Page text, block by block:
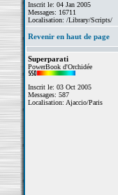
Inscrit le: 04 Jan 2005
Messages: 16711
Localisation: /Library/Scripts/
Revenir en haut de page
Superparati
PowerBook d'Orchidée
Inscrit le: 03 Oct 2005
Messages: 587
Localisation: Ajaccio/Paris